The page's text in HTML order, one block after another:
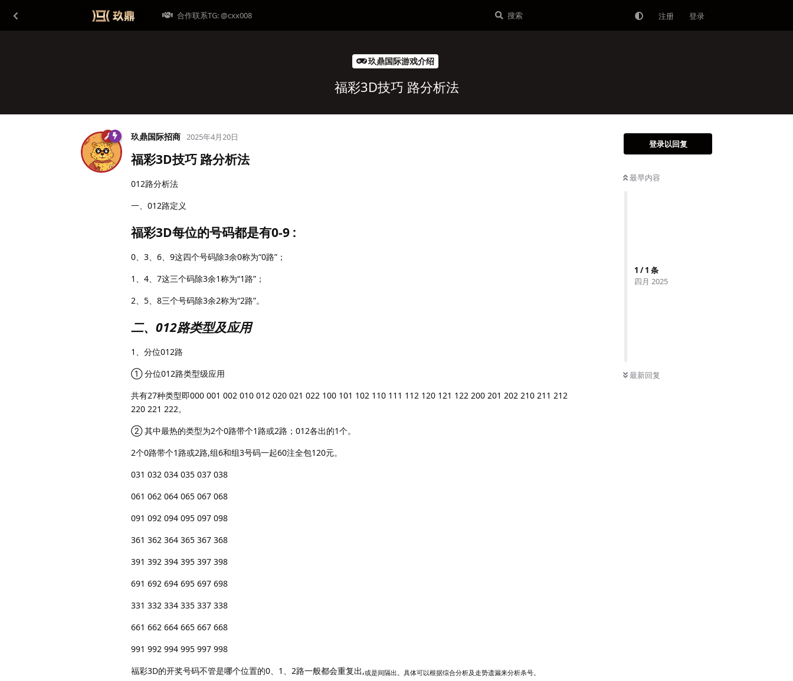
合作联系TG: @cxx008 注册 登录
玖鼎国际游戏介绍
福彩3D技巧 路分析法
登录以回复
最早内容
1 /1 条
四月 2025
最新回复
玖鼎国际招商 2025年4月20日
福彩3D技巧 路分析法
012路分析法
一、012路定义
福彩3D每位的号码都是有0-9 :
0、3、6、9这四个号码除3余0称为“0路”；
1、4、7这三个码除3余1称为“1路”；
2、5、8三个号码除3余2称为“2路”。
二、012路类型及应用
1、分位012路
① 分位012路类型级应用
共有27种类型即000 001 002 010 012 020 021 022 100 101 102 110 111 112 120 121 122 200 201 202 210 211 212
220 221 222。
② 其中最热的类型为2个0路带个1路或2路；012各出的1个。
2个0路带个1路或2路,组6和组3号码一起60注全包120元。
031 032 034 035 037 038
061 062 064 065 067 068
091 092 094 095 097 098
361 362 364 365 367 368
391 392 394 395 397 398
691 692 694 695 697 698
331 332 334 335 337 338
661 662 664 665 667 668
991 992 994 995 997 998
福彩3D的开奖号码不管是哪个位置的0、1、2路一般都会重复出,或是间隔出。具体可以根据综合分析及走势遗漏来分析杀号。